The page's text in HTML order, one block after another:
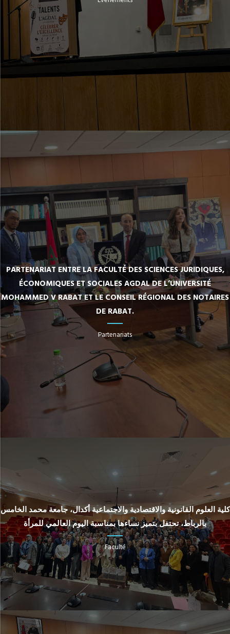
PARTENARIAT ENTRE LA FACULTÉ DES SCIENCES JURIDIQUES,
ÉCONOMIQUES ET SOCIALES AGDAL DE L’UNIVERSITÉ
MOHAMMED V RABAT ET LE CONSEIL RÉGIONAL DES NOTAIRES
DE RABAT.
Partenariats
كلية العلوم القانونية والاقتصادية والاجتماعية أكدال، جامعة محمد الخامس
بالرباط، تحتفل بتميز نساءها بمناسبة اليوم العالمي للمرأة
Faculté